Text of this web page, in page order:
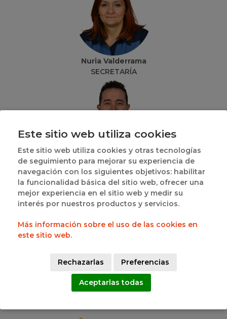
Nuria Valderrama
SECRETARÍA
Pedro V. Gómez Diego
RESPONSABLE COMITÉ ÁRBITROS
RESPONSABLE PRD BURGOS
Este sitio web utiliza cookies
Este sitio web utiliza cookies y otras tecnologías
de seguimiento para mejorar su experiencia de
navegación con los siguientes objetivos: habilitar
la funcionalidad básica del sitio web, ofrecer una
mejor experiencia en el sitio web y medir su
interés por nuestros productos y servicios.
Más información sobre el uso de las cookies en
este sitio web.
Rechazarlas Preferencias
Aceptarlas todas